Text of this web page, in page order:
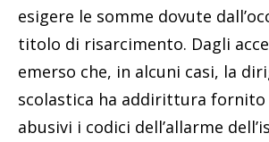
esigere le somme dovute
titolo di risarcimento. Dagli
emerso che, in alcuni casi, la
scolastica ha addirittura
abusivi i codici dell’allarme